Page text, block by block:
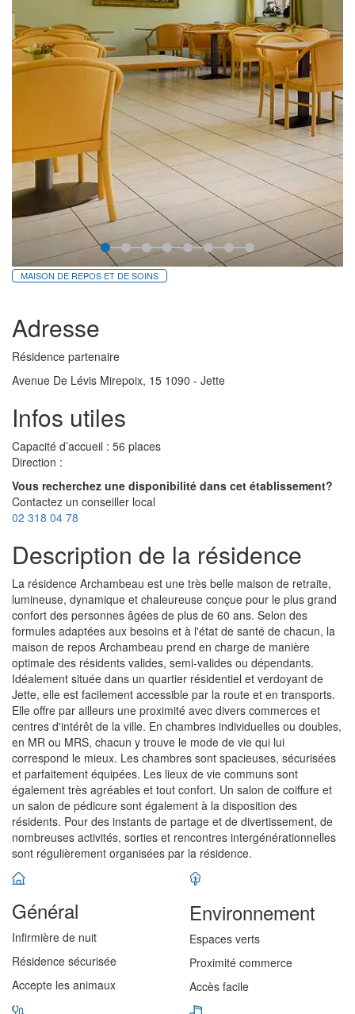
MAISON DE REPOS ET DE SOINS
Adresse
Résidence partenaire
Avenue De Lévis Mirepoix, 15 1090 - Jette
Infos utiles
Capacité d’accueil : 56 places
Direction :
Vous recherchez une disponibilité dans cet établissement?
Contactez un conseiller local
02 318 04 78
Description de la résidence
La résidence Archambeau est une très belle maison de retraite,
lumineuse, dynamique et chaleureuse conçue pour le plus grand
confort des personnes âgées de plus de 60 ans. Selon des
formules adaptées aux besoins et à l'état de santé de chacun, la
maison de repos Archambeau prend en charge de manière
optimale des résidents valides, semi-valides ou dépendants.
Idéalement située dans un quartier résidentiel et verdoyant de
Jette, elle est facilement accessible par la route et en transports.
Elle offre par ailleurs une proximité avec divers commerces et
centres d'intérêt de la ville. En chambres individuelles ou doubles,
en MR ou MRS, chacun y trouve le mode de vie qui lui
correspond le mieux. Les chambres sont spacieuses, sécurisées
et parfaitement équipées. Les lieux de vie communs sont
également très agréables et tout confort. Un salon de coiffure et
un salon de pédicure sont également à la disposition des
résidents. Pour des instants de partage et de divertissement, de
nombreuses activités, sorties et rencontres intergénérationnelles
sont régulièrement organisées par la résidence.
Général
Infirmière de nuit
Résidence sécurisée
Accepte les animaux
Environnement
Espaces verts
Proximité commerce
Accès facile